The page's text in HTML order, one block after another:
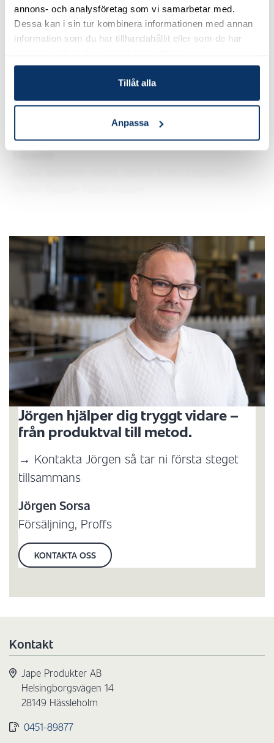
annons- och analysföretag som vi samarbetar med.
Dessa kan i sin tur kombinera informationen med annan
information som du har tillhandahållit eller som de har
Tillåt alla
Anpassa
med 20” ytrengörare för effektiv rengöring av
terrasser, uppfarter och betongytor.
till ca 250 bar och flöde runt 15 L/min. Maskinen har
nyckelstart, justerbar tryckreglering och stänkskydd
för jämn och kontrollerad rengöring.
Tillbehör
Jörgen hjälper dig tryggt vidare –
från produktval till metod.
→ Kontakta Jörgen så tar ni första steget
tillsammans
Jörgen Sorsa
Försäljning, Proffs
KONTAKTA OSS
Kontakt
Jape Produkter AB
Helsingborgsvägen 14
28149 Hässleholm
0451-89877